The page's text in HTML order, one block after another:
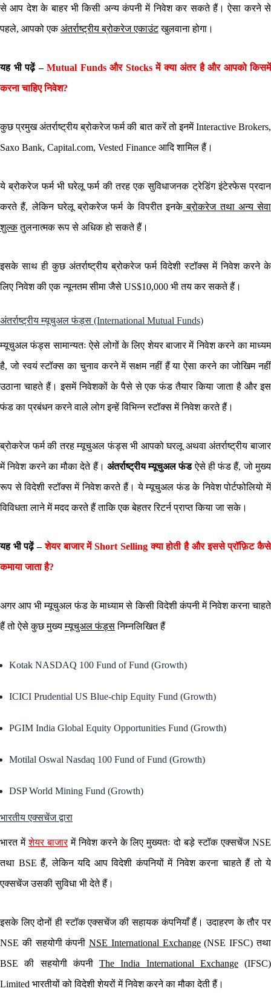
से आप देश के बाहर भी किसी अन्य कंपनी में निवेश कर सकते हैं। ऐसा करने से
पहले, आपको एकअंतर्राष्ट्रीय ब्रोकरेज एकाउंटखुलवाना होगा।
यह भी पढ़ें – Mutual Funds और Stocks में क्या अंतर है और आपको किसमें
करना चाहिए निवेश?
कुछ प्रमुख अंतर्राष्ट्रीय ब्रोकरेज फर्म की बात करें तो इनमें Interactive Brokers,
Saxo Bank, Capital.com, Vested Finance आदि शामिल हैं।
ये ब्रोकरेज फर्म भी घरेलू फर्म की तरह एक सुविधाजनक ट्रेडिंग इंटेरफेस प्रदान
करते हैं, लेकिन घरेलू ब्रोकरेज फर्म के विपरीत इनकेब्रोकरेज तथा अन्य सेवा
शुल्कतुलनात्मक रूप से अधिक हो सकते हैं।
इसके साथ ही कुछ अंतर्राष्ट्रीय ब्रोकरेज फर्म विदेशी स्टॉक्स में निवेश करने के
लिए निवेश की एक न्यूनतम सीमा जैसे US$10,000 भी तय कर सकते हैं।
अंतर्राष्ट्रीय म्यूचुअल फंड्स (International Mutual Funds)
म्यूचुअल फंड्स सामान्यतः ऐसे लोगों के लिए शेयर बाजार में निवेश करने का माध्यम
है, जो स्वयं स्टॉक्स का चुनाव करने में सक्षम नहीं हैं या ऐसा करने का जोखिम नहीं
उठाना चाहते हैं। इसमें निवेशकों के पैसे से एक फंड तैयार किया जाता है और इस
फंड का प्रबंधन करने वाले लोग इन्हें विभिन्न स्टॉक्स में निवेश करते हैं।
ब्रोकरेज फर्म की तरह म्यूचुअल फंड्स भी आपको घरलू अथवा अंतर्राष्ट्रीय बाजार
में निवेश करने का मौका देते हैं। अंतर्राष्ट्रीय म्यूचुअल फंडऐसे ही फंड हैं, जो मुख्य
रूप से विदेशी स्टॉक्स में निवेश करते हैं। ये म्यूचुअल फंड के निवेश पोर्टफोलियो में
विविधता लाने में मदद करते हैं ताकि एक बेहतर रिटर्न प्राप्त किया जा सके।
यह भी पढ़ें –शेयर बाजार में Short Selling क्या होती है और इससे प्रॉफ़िट कैसे
कमाया जाता है?
अगर आप भी म्यूचुअल फंड के माध्याम से किसी विदेशी कंपनी में निवेश करना चाहते
हैं तो ऐसे कुछ मुख्यम्यूचुअल फंड्सनिम्नलिखित हैं
Kotak NASDAQ 100 Fund of Fund (Growth)
ICICI Prudential US Blue-chip Equity Fund (Growth)
PGIM India Global Equity Opportunities Fund (Growth)
Motilal Oswal Nasdaq 100 Fund of Fund (Growth)
DSP World Mining Fund (Growth)
भारतीय एक्सचेंज द्वारा
भारत मेंशेयर बाजारमें निवेश करने के लिए मुख्यतः दो बड़े स्टॉक एक्सचेंज NSE
तथा BSE हैं, लेकिन यदि आप विदेशी कंपनियों में निवेश करना चाहते हैं तो ये
एक्सचेंज उसकी सुविधा भी देते हैं।
इसके लिए दोनों ही स्टॉक एक्सचेंज की सहायक कंपनियाँ हैं। उदाहरण के तौर पर
NSE की सहयोगी कंपनीNSE International Exchange(NSE IFSC) तथा
BSE की सहयोगी कंपनी The India International Exchange(IFSC)
Limited भारतीयों को विदेशी शेयरों में निवेश करने का मौका देती हैं।